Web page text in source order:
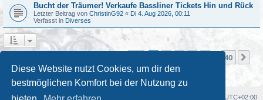
Diese Website nutzt Cookies, um dir den
bestmöglichen Komfort bei der Nutzung zu
Bucht der Träumer! Verkaufe Bassliner Tickets Hin und Rück
Letzter Beitrag von ChristinG92 « Di 4. Aug 2026, 00:11
Verfasst in Diverses
40
Foren-Übersicht UTC+02:00